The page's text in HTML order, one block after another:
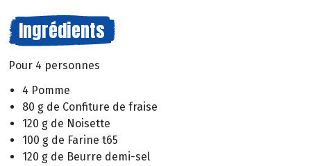
Ingrédients
Pour 4 personnes
4 Pomme
80 g de Confiture de fraise
120 g de Noisette
100 g de Farine t65
120 g de Beurre demi-sel